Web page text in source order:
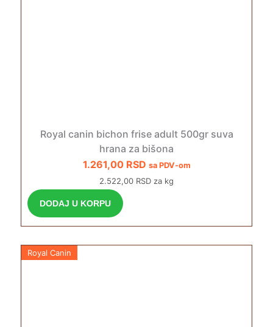
Royal canin bichon frise adult 500gr suva
hrana za bišona
1.261,00 RSD sa PDV-om
2.522,00 RSD za kg
DODAJ U KORPU
Royal Canin